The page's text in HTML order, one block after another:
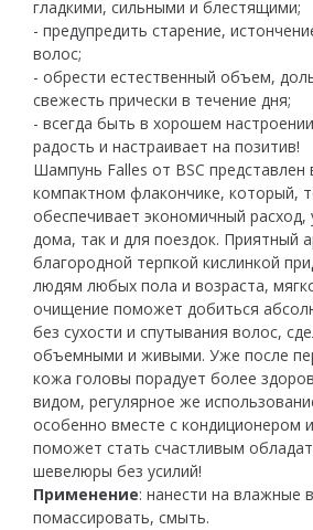
гладкими, сильными и блестящими;
- предупредить старение,
волос;
- обрести естественный объем,
свежесть прически в течение дня;
- всегда быть в хорошем
радость и настраивает на позитив!
Шампунь Falles от BSC представлен
компактном флакончике, который,
обеспечивает экономичный расход,
дома, так и для поездок. Приятный
благородной терпкой кислинкой
людям любых пола и возраста,
очищение поможет добиться
без сухости и спутывания волос,
объемными и живыми. Уже после
кожа головы порадует более
видом, регулярное же
особенно вместе с кондиционером
поможет стать счастливым
шевелюры без усилий!
Применение: нанести на влажные
помассировать, смыть.